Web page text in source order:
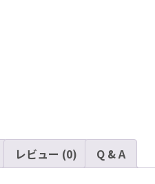
レビュー (0) Q & A